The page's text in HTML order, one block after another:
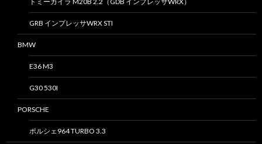
GRB インプレッサWRX STI
BMW
E36 M3
G30 530I
PORSCHE
ポルシェ964 TURBO 3.3